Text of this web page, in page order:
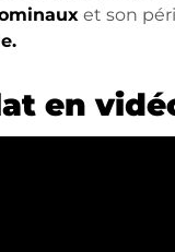
et son
en